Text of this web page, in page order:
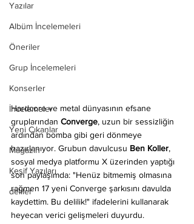
Yazılar
Albüm İncelemeleri
Öneriler
Grup İncelemeleri
Konserler
İncelemeler
Yeni Çıkanlar
Magazin
Keşif Yazıları
deliler
Hardcore ve metal dünyasının efsane
gruplarından Converge, uzun bir sessizliğin
ardından bomba gibi geri dönmeye
hazırlanıyor. Grubun davulcusu Ben Koller,
sosyal medya platformu X üzerinden yaptığı
son paylaşımda: "Henüz bitmemiş olmasına
rağmen 17 yeni Converge şarkısını davulda
kaydettim. Bu delilik!" ifadelerini kullanarak
heyecan verici gelişmeleri duyurdu.